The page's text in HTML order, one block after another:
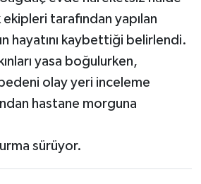
ekipleri tarafından yapılan
hayatını kaybettiği belirlendi.
yasa boğulurken,
olay yeri inceleme
hastane morguna
sürüyor.